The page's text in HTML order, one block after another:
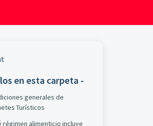
en esta carpeta -
generales de
Turísticos
régimen alimenticio incluye